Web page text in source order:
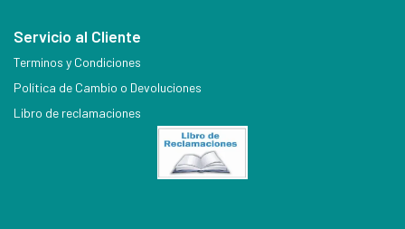
Servicio al Cliente
Terminos y Condiciones
Política de Cambio o Devoluciones
Libro de reclamaciones